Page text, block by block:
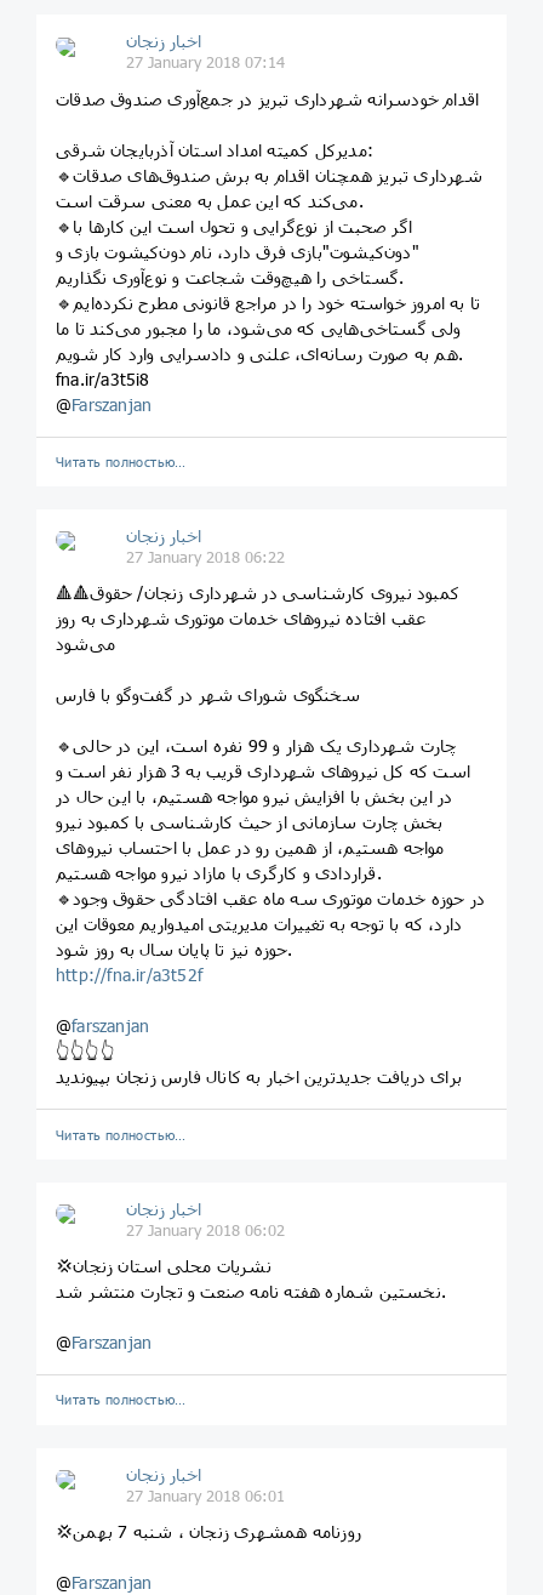
اخبار زنجان
27 January 2018 07:14
اقدام خودسرانه شهرداری تبریز در جمع‌آوری صندوق صدقات
مدیرکل کمیته امداد استان آذربایجان شرقی:
🔹شهرداری تبریز همچنان اقدام به برش صندوق‌های صدقات
می‌کند که این عمل به معنی سرقت است.
🔹اگر صحبت از نوع‌گرایی و تحول است این کارها با
"دون‌کیشوت"بازی فرق دارد، نام دون‌کیشوت بازی و
گستاخی را هیچ‌وقت شجاعت و نوع‌آوری نگذاریم.
🔹تا به امروز خواسته خود را در مراجع قانونی مطرح نکرده‌ایم
ولی گستاخی‌هایی که می‌شود، ما را مجبور می‌کند تا ما
هم به صورت رسانه‌ای، علنی و دادسرایی وارد کار شویم.
fna.ir/a3t5i8
@Farszanjan
Читать полностью…
اخبار زنجان
27 January 2018 06:22
🔺🔺کمبود نیروی کارشناسی در شهرداری زنجان/ حقوق
عقب افتاده نیروهای خدمات موتوری شهرداری به روز
می‌شود
سخنگوی شورای شهر در گفت‌وگو با فارس
🔹چارت شهرداری یک هزار و 99 نفره است، این در حالی
است که کل نیروهای شهرداری قریب به 3 هزار نفر است و
در این بخش با افزایش نیرو مواجه هستیم، با این حال در
بخش چارت سازمانی از حیث کارشناسی با کمبود نیرو
مواجه هستیم، از همین رو در عمل با احتساب نیروهای
قراردادی و کارگری با مازاد نیرو مواجه هستیم.
🔹در حوزه خدمات موتوری سه ماه عقب افتادگی حقوق وجود
دارد، که با توجه به تغییرات مدیریتی امیدواریم معوقات این
حوزه نیز تا پایان سال به روز شود.
http://fna.ir/a3t52f
@farszanjan
👆👆👆👆
برای دریافت جدیدترین اخبار به کانال فارس زنجان بپیوندید
Читать полностью…
اخبار زنجان
27 January 2018 06:02
💢نشریات محلی استان زنجان
نخستین شماره هفته نامه صنعت و تجارت منتشر شد.
@Farszanjan
Читать полностью…
اخبار زنجان
27 January 2018 06:01
💢روزنامه همشهری زنجان ، شنبه 7 بهمن
@Farszanjan